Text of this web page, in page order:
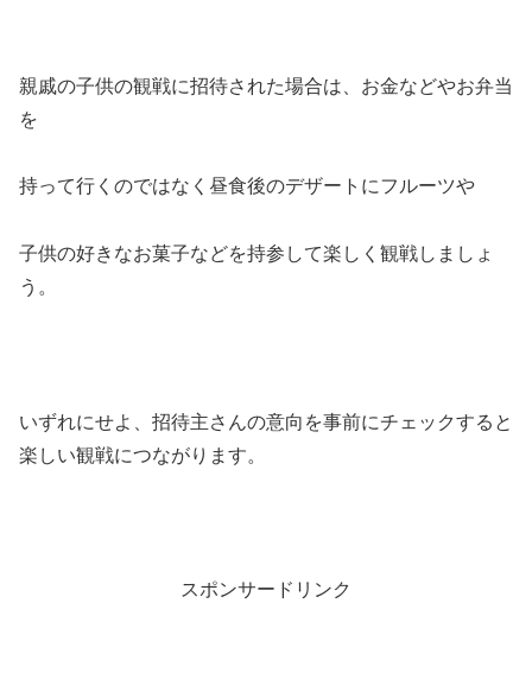
親戚の子供の観戦に招待された場合は、お金などやお弁当
を
持って行くのではなく昼食後のデザートにフルーツや
子供の好きなお菓子などを持参して楽しく観戦しましょ
う。
いずれにせよ、招待主さんの意向を事前にチェックすると
楽しい観戦につながります。
スポンサードリンク